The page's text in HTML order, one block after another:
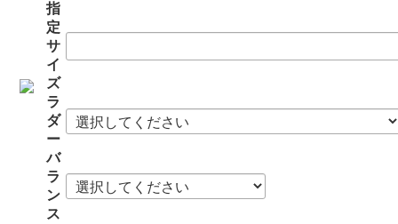
指
定
サ
イ
ズ
ラ
ダ
ー
バ
ラ
ン
ス